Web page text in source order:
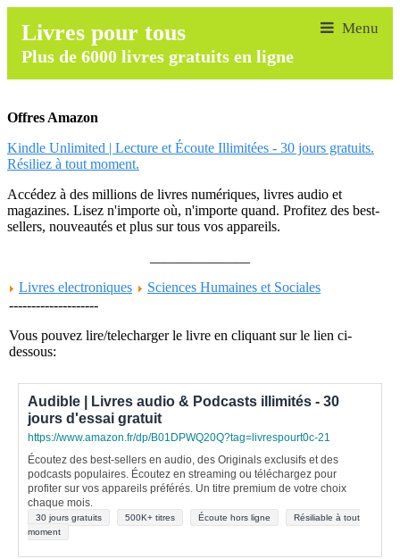
Livres pour tous
Plus de 6000 livres gratuits en ligne
Offres Amazon
Kindle Unlimited | Lecture et Écoute Illimitées - 30 jours gratuits.
Résiliez à tout moment.
Accédez à des millions de livres numériques, livres audio et
magazines. Lisez n'importe où, n'importe quand. Profitez des best-
sellers, nouveautés et plus sur tous vos appareils.
Livres electroniques
Sciences Humaines et Sociales
--------------------
Vous pouvez lire/telecharger le livre en cliquant sur le lien ci-
dessous:
Audible | Livres audio & Podcasts illimités - 30
jours d'essai gratuit
https://www.amazon.fr/dp/B01DPWQ20Q?tag=livrespourt0c-21
Écoutez des best-sellers en audio, des Originals exclusifs et des
podcasts populaires. Écoutez en streaming ou téléchargez pour
profiter sur vos appareils préférés. Un titre premium de votre choix
chaque mois.
30 jours gratuits 500K+ titres Écoute hors ligne
Résiliable à tout
moment